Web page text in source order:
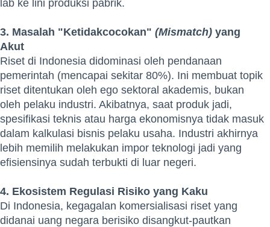
lab ke lini produksi pabrik.
3. Masalah "Ketidakcocokan" (Mismatch) yang
Akut
Riset di Indonesia didominasi oleh pendanaan
pemerintah (mencapai sekitar 80%). Ini membuat topik
riset ditentukan oleh ego sektoral akademis, bukan
oleh pelaku industri. Akibatnya, saat produk jadi,
spesifikasi teknis atau harga ekonomisnya tidak masuk
dalam kalkulasi bisnis pelaku usaha. Industri akhirnya
lebih memilih melakukan impor teknologi jadi yang
efisiensinya sudah terbukti di luar negeri.
4. Ekosistem Regulasi Risiko yang Kaku
Di Indonesia, kegagalan komersialisasi riset yang
didanai uang negara berisiko disangkut-pautkan